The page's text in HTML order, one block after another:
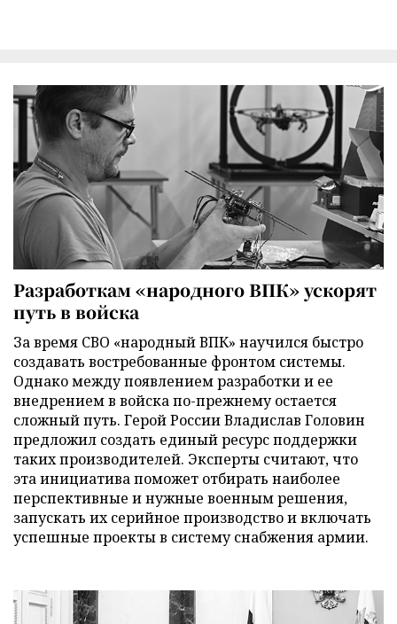
Разработкам «народного ВПК» ускорят
путь в войска
За время СВО «народный ВПК» научился быстро
создавать востребованные фронтом системы.
Однако между появлением разработки и ее
внедрением в войска по-прежнему остается
сложный путь. Герой России Владислав Головин
предложил создать единый ресурс поддержки
таких производителей. Эксперты считают, что
эта инициатива поможет отбирать наиболее
перспективные и нужные военным решения,
запускать их серийное производство и включать
успешные проекты в систему снабжения армии.